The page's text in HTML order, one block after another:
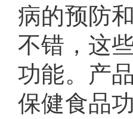
病的预防
不错，这
功能。产
保健食品